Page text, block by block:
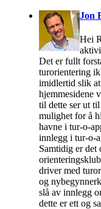
Jon
Hei
Det er fullt
turorientering
imidlertid slik
hjemmesidene
til dette ser ut
mulighet for å
havne i tur-o-
innlegg i tur-o-
Samtidig er det
driver med
og
slå av innlegg
dette er ett og